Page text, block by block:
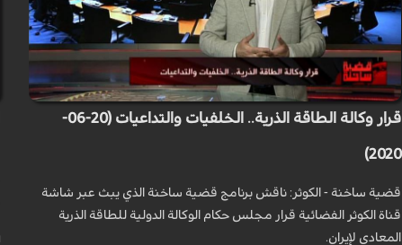
قرار وكالة الطاقة الذرية.. الخلفيات والتداعيات (20-06-
2020)
قضية ساخنة - الكوثر: ناقش برنامج قضية ساخنة الذي يبث عبر شاشة
قناة الكوثر الفضائية قرار مجلس حكام الوكالة الدولية للطاقة الذرية
المعادي لإيران.